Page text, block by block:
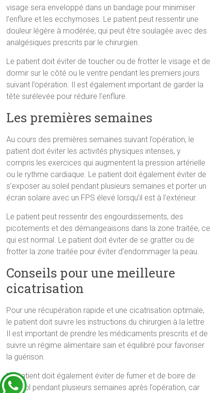
visage sera enveloppé dans un bandage pour minimiser
l’enflure et les ecchymoses. Le patient peut ressentir une
douleur légère à modérée, qui peut être soulagée avec des
analgésiques prescrits par le chirurgien.
Le patient doit éviter de toucher ou de frotter le visage et de
dormir sur le côté ou le ventre pendant les premiers jours
suivant l’opération. Il est également important de garder la
tête surélevée pour réduire l’enflure.
Les premières semaines
Au cours des premières semaines suivant l’opération, le
patient doit éviter les activités physiques intenses, y
compris les exercices qui augmentent la pression artérielle
ou le rythme cardiaque. Le patient doit également éviter de
s’exposer au soleil pendant plusieurs semaines et porter un
écran solaire avec un FPS élevé lorsqu’il est à l’extérieur.
Le patient peut ressentir des engourdissements, des
picotements et des démangeaisons dans la zone traitée, ce
qui est normal. Le patient doit éviter de se gratter ou de
frotter la zone traitée pour éviter d’endommager la peau.
Conseils pour une meilleure
cicatrisation
Pour une récupération rapide et une cicatrisation optimale,
le patient doit suivre les instructions du chirurgien à la lettre.
Il est important de prendre les médicaments prescrits et de
suivre un régime alimentaire sain et équilibré pour favoriser
la guérison.
Le patient doit également éviter de fumer et de boire de
l’alcool pendant plusieurs semaines après l’opération, car